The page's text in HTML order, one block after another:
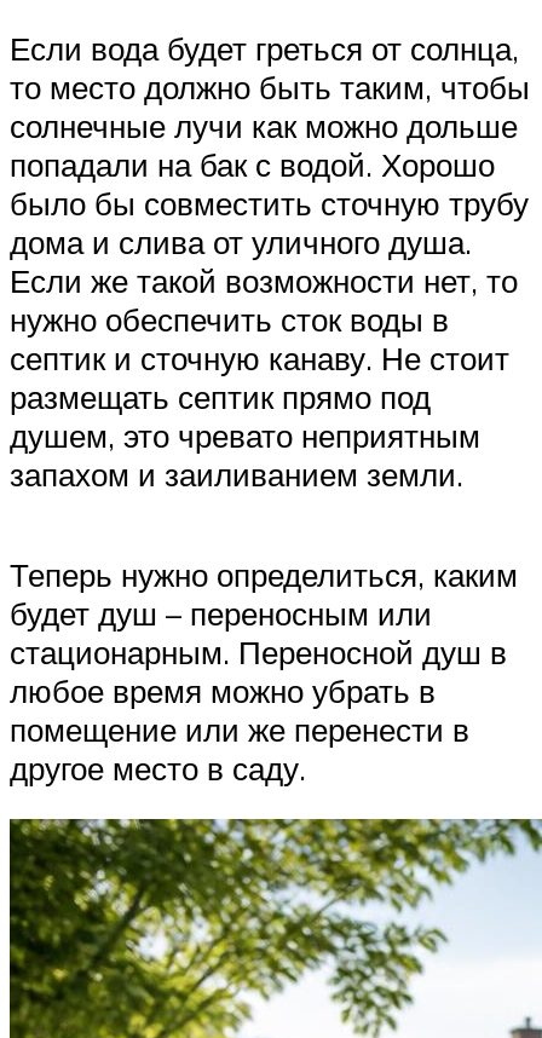
Если вода будет греться от солнца,
то место должно быть таким, чтобы
солнечные лучи как можно дольше
попадали на бак с водой. Хорошо
было бы совместить сточную трубу
дома и слива от уличного душа.
Если же такой возможности нет, то
нужно обеспечить сток воды в
септик и сточную канаву. Не стоит
размещать септик прямо под
душем, это чревато неприятным
запахом и заиливанием земли.
Теперь нужно определиться, каким
будет душ – переносным или
стационарным. Переносной душ в
любое время можно убрать в
помещение или же перенести в
другое место в саду.